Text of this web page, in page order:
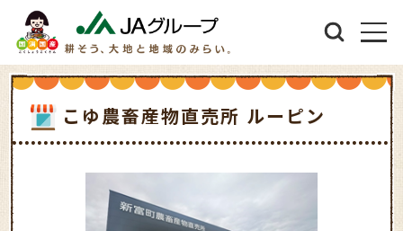
こゆ農畜産物直売所 ルーピン